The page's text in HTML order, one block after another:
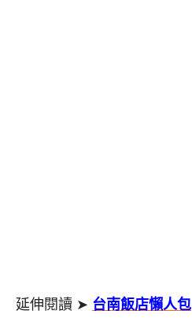
延伸閱讀 ➤ 台南飯店懶人包